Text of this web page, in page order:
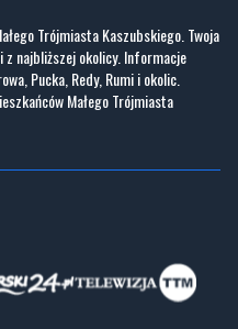
Trójmiasta Kaszubskiego. Twoja
z najbliższej okolicy. Informacje
Pucka, Redy, Rumi i okolic.
Małego Trójmiasta